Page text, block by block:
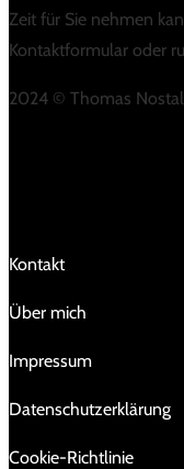
Zeit für Sie nehmen
Kontaktformular oder
2024 © Thomas
Kontakt
Über mich
Impressum
Da­ten­schutz­er­klä­rung
Cookie-Richtlinie